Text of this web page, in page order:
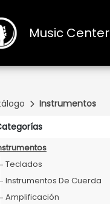
Music Center
Instrumentos
Teclados
Instrumentos De Cuerda
Amplificación